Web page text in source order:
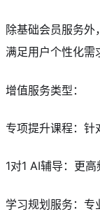
除基础会员服务外
满足用户个性化需
增值服务类型：
专项提升课程：针
1对1 AI辅导：更
学习规划服务：专